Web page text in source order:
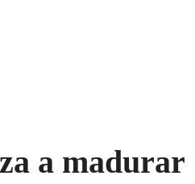
a madurar